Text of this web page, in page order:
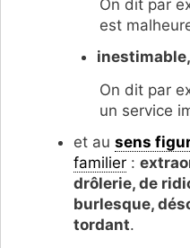
On dit par
est
On dit par
un service
et au sens
familier :
drôlerie, de
burlesque,
tordant.